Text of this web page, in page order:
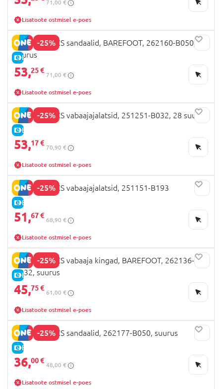
71,00 €
Lisatoote ostmisel e-poes
-25%
E-HIND
BIOMECANICS sandaalid, BAREFOOT, 262160-B050,
suurus
53,25 €
71,00 €
Lisatoote ostmisel e-poes
-25%
E-HIND
BIOMECANICS vabaajajalatsid, 251251-B032, 28 suurus
53,17 €
70,90 €
Lisatoote ostmisel e-poes
-25%
E-HIND
BIOMECANICS vabaajajalatsid, 251151-B193
51,67 €
68,90 €
Lisatoote ostmisel e-poes
-25%
E-HIND
BIOMECANICS vabaaja kingad, BAREFOOT, 262136-
D032, suurus
45,75 €
61,00 €
Lisatoote ostmisel e-poes
-25%
E-HIND
BIOMECANICS sandaalid, 262177-B050, suurus
36,00 €
48,00 €
Lisatoote ostmisel e-poes